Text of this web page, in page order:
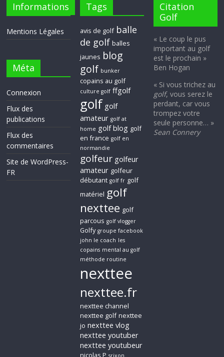
Informations
Mentions Légales
Méta
Connexion
Flux des
publications
Flux des
commentaires
Site de WordPress-
FR
Tags
avis de golf balle
de golf balles
jaunes blog
golf bunker
copains au golf
culture golf ffgolf
golf golf
amateur golf at
home golf blog golf
en france golf en
normandie
golfeur golfeur
amateur golfeur
débutant golf fr golf
matériel golf
nexttee golf
parcous golf vlogger
Golfy groupe facebook
john le coach les
copains mental au golf
méthode routine
nexttee
nexttee.fr
nexttee channel
nexttee golf nexttee
jo nexttee vlog
nexttee youtuber
nexttee youtubeur
nicolas P
Citation
Golf
« Le coup le pus
important au golf
est le prochain »
Ben Hogan
« Si vous trichez au
golf, vous serez le
perdant, car vous
trompez votre
seule personne… »
Sean Connery